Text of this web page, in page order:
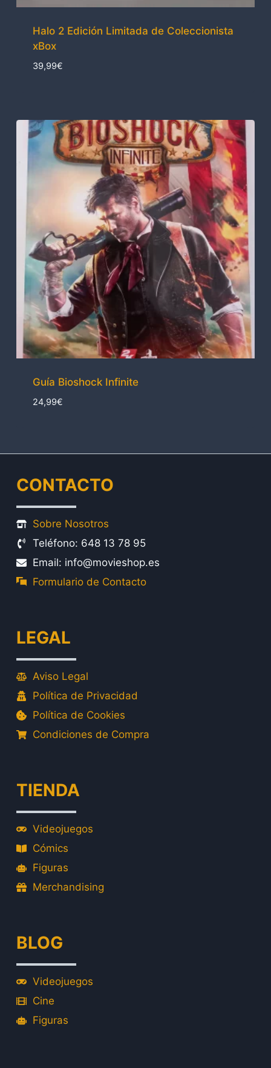
Halo 2 Edición Limitada de Coleccionista
xBox
39,99€
Guía Bioshock Infinite
24,99€
CONTACTO
Sobre Nosotros
Teléfono: 648 13 78 95
Email: info@movieshop.es
Formulario de Contacto
LEGAL
Aviso Legal
Política de Privacidad
Política de Cookies
Condiciones de Compra
TIENDA
Videojuegos
Cómics
Figuras
Merchandising
BLOG
Videojuegos
Cine
Figuras